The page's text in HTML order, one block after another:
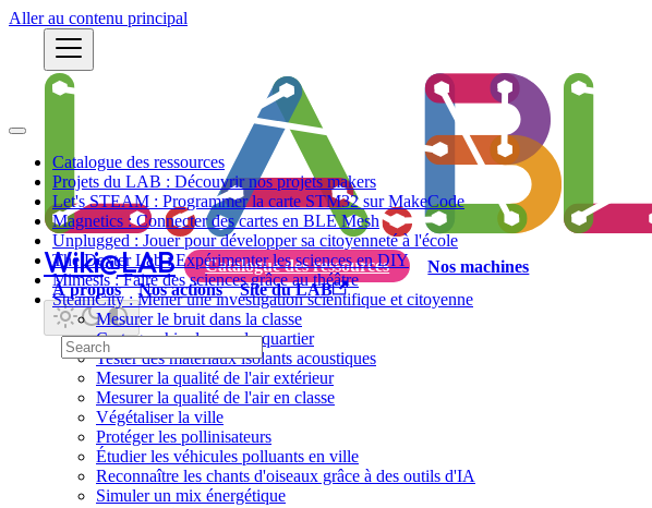
Aller au contenu principal
Wiki@LAB Catalogue des ressources
Nos machines
À propos
Nos actions Site du LAB
Catalogue des ressources
Projets du LAB : Découvrir nos projets makers
Let's STEAM : Programmer la carte STM32 sur MakeCode
Magnetics : Connecter des cartes en BLE Mesh
Unplugged : Jouer pour développer sa citoyenneté à l'école
The Dexter Lab : Expérimenter les sciences en DIY
Mimesis : Faire des sciences grâce au théâtre
SteamCity : Mener une investigation scientifique et citoyenne
Mesurer le bruit dans la classe
Cartographier le son du quartier
Tester des matériaux isolants acoustiques
Mesurer la qualité de l'air extérieur
Mesurer la qualité de l'air en classe
Végétaliser la ville
Protéger les pollinisateurs
Étudier les véhicules polluants en ville
Reconnaître les chants d'oiseaux grâce à des outils d'IA
Simuler un mix énergétique